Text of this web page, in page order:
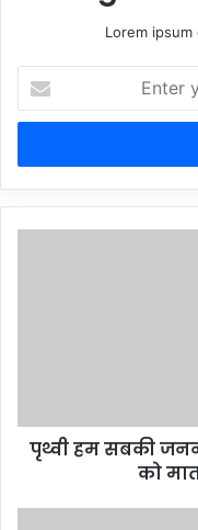
Lorem
your
Email
पृथ्वी हम सबकी
को